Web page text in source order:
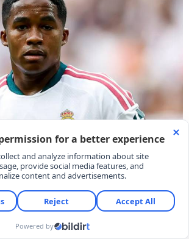
yeni sezonda Süper Lig'de
hedefleyen Fenerbahçe,
katmak için çalışmalara başladı.